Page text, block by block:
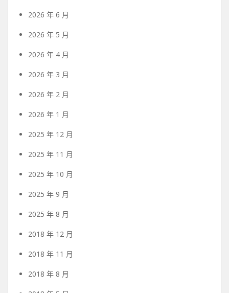
2026 年 6 月
2026 年 5 月
2026 年 4 月
2026 年 3 月
2026 年 2 月
2026 年 1 月
2025 年 12 月
2025 年 11 月
2025 年 10 月
2025 年 9 月
2025 年 8 月
2018 年 12 月
2018 年 11 月
2018 年 8 月